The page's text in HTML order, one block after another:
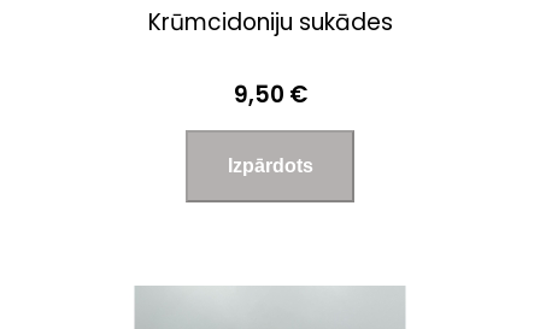
Krūmcidoniju sukādes
9,50 €